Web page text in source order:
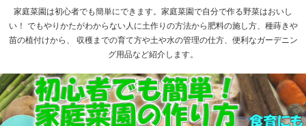
家庭菜園は初心者でも簡単にできます。家庭菜園で自分で作る野菜はおいし
い！ でもやりかたがわからない人に土作りの方法から肥料の施し方、種蒔きや
苗の植付けから、 収穫までの育て方や土や水の管理の仕方、便利なガーデニン
グ用品など紹介します。